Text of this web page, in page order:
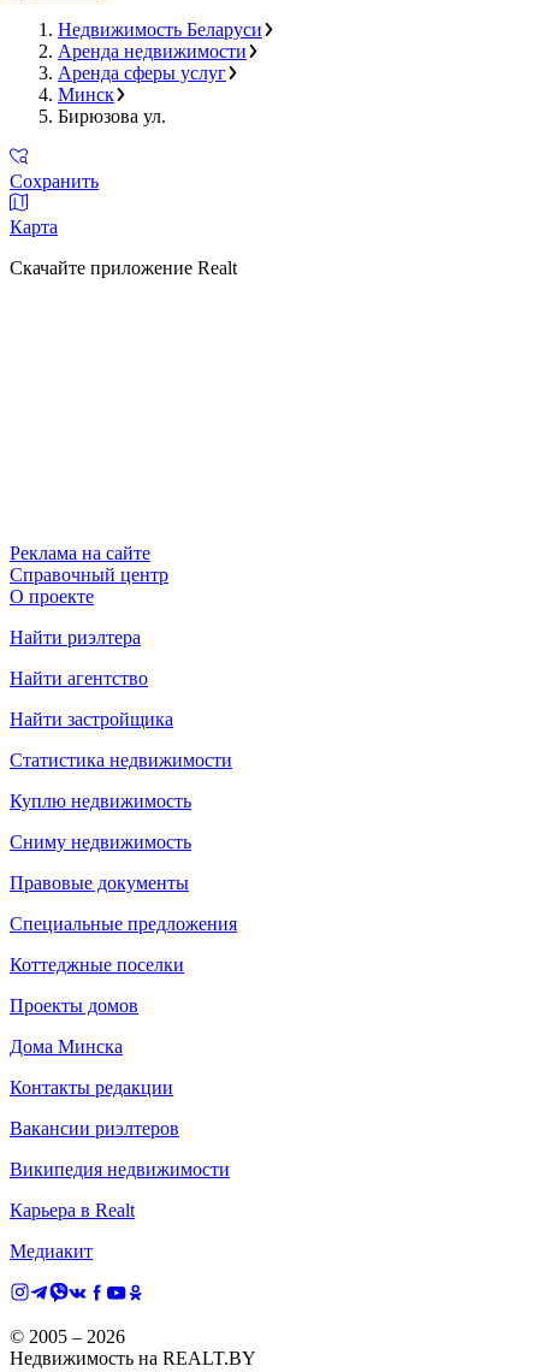
Недвижимость Беларуси
Аренда недвижимости
Аренда сферы услуг
Минск
Бирюзова ул.
Сохранить
Карта
Скачайте приложение Realt
Реклама на сайте
Справочный центр
О проекте
Найти риэлтера
Найти агентство
Найти застройщика
Статистика недвижимости
Куплю недвижимость
Сниму недвижимость
Правовые документы
Специальные предложения
Коттеджные поселки
Проекты домов
Дома Минска
Контакты редакции
Вакансии риэлтеров
Википедия недвижимости
Карьера в Realt
Медиакит
© 2005 – 2026
Недвижимость на REALT.BY